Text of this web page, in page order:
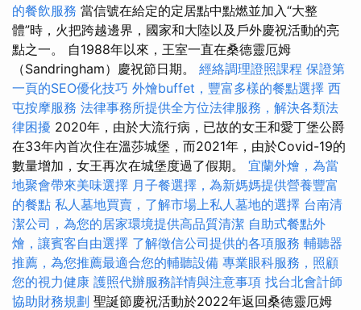
的餐飲服務 當信號在給定的定居點中點燃並加入“大整
體”時，火把跨越邊界，國家和大陸以及戶外慶祝活動的亮
點之一。 自1988年以來，王室一直在桑德靈厄姆
（Sandringham）慶祝節日期。 經絡調理證照課程 保證第
一頁的SEO優化技巧 外燴buffet，豐富多樣的餐點選擇 西
屯按摩服務 法律事務所提供全方位法律服務，解決各類法
律困擾 2020年，由於大流行病，已故的女王和愛丁堡公爵
在33年內首次住在溫莎城堡，而2021年，由於Covid-19的
數量增加，女王再次在城堡度過了假期。 宜蘭外燴，為當
地聚會帶來美味選擇 月子餐選擇，為新媽媽提供營養豐富
的餐點 私人墓地買賣，了解市場上私人墓地的選擇 台南清
潔公司，為您的居家環境提供高品質清潔 自助式餐點外
燴，讓賓客自由選擇 了解徵信公司提供的各項服務 輔聽器
推薦，為您推薦最適合您的輔聽設備 專業眼科服務，照顧
您的視力健康 護照代辦服務詳情與注意事項 找台北會計師
協助財務規劃 聖誕節慶祝活動於2022年返回桑德靈厄姆